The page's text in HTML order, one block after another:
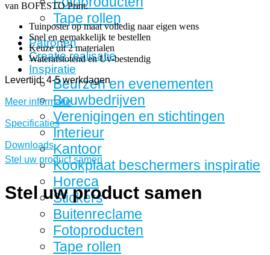
Tape rollen
Patronen
Creatie realisatie
Inspiratie
Beurzen en evenementen
Bouwbedrijven
Verenigingen en stichtingen
Interieur
Kantoor
Kookplaat beschermers inspiratie
Horeca
Stickers
Buitenreclame
Fotoproducten
Tape rollen
van BOFESTO Print.
Tuinposter op maat volledig naar eigen wens
Snel en gemakkelijk te bestellen
Keuze uit 2 materialen
Waterafstotend en Uv-bestendig
Levertijd: 4-5 werkdagen
Meer informatie
Specificaties
Downloads
Stel uw product samen
Stel uw product samen